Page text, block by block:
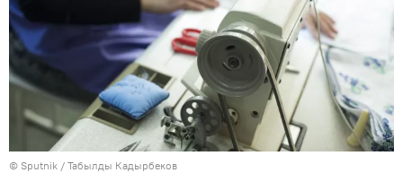
© Sputnik / Табылды Кадырбеков